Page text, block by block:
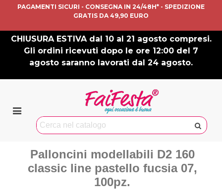
PAGAMENTI SICURI - CONSEGNA IN 24/48H* - SPEDIZIONE
GRATIS DA 49,90 EURO
CHIUSURA ESTIVA dal 10 al 21 agosto compresi.
Gli ordini ricevuti dopo le ore 12:00 del 7
agosto saranno lavorati dal 24 agosto.
Palloncini modellabili D2 160
classic line pastello fucsia 07,
100pz.